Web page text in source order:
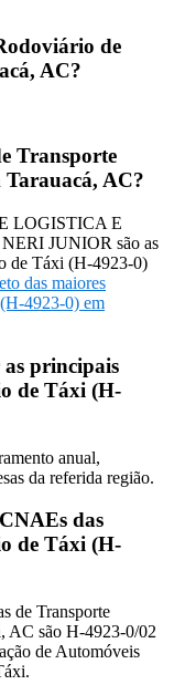
de
AC?
Transporte
AC?
LOGISTICA E
JUNIOR são as
de Táxi (H-4923-0)
das maiores
4923-0) em
principais
de Táxi (H-
anual,
da referida região.
das
de Táxi (H-
de Transporte
AC são H-4923-0/02
de Automóveis